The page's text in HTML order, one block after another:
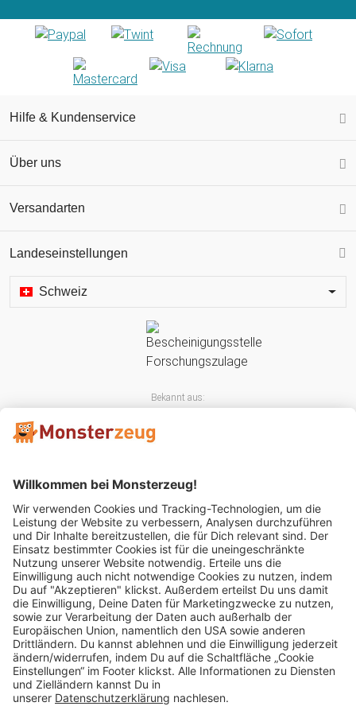
Hilfe & Kundenservice
Über uns
Versandarten
Landeseinstellungen
Schweiz
Bekannt aus:
Mitglied im:
Impressum AGB Widerrufsbelehrung